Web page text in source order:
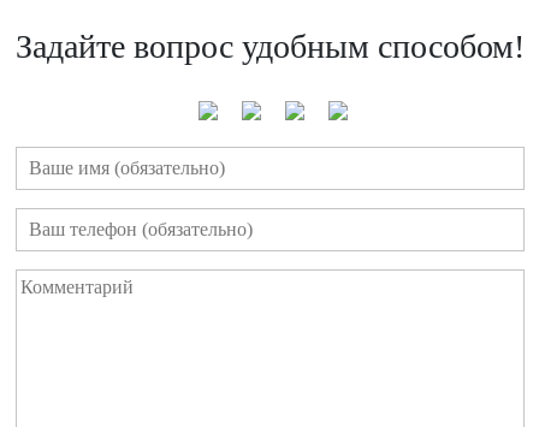
Задайте вопрос удобным способом!